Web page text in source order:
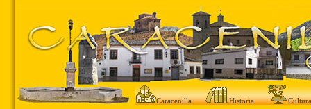
Caracenilla Historia